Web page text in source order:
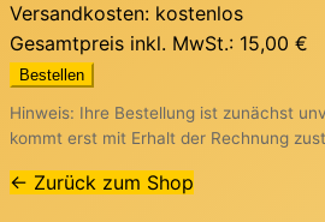
Versandkosten: kostenlos
Gesamtpreis inkl. MwSt.: 15,00 €
Bestellen
Hinweis: Ihre Bestellung ist zunächst
kommt erst mit Erhalt der Rechnung
← Zurück zum Shop